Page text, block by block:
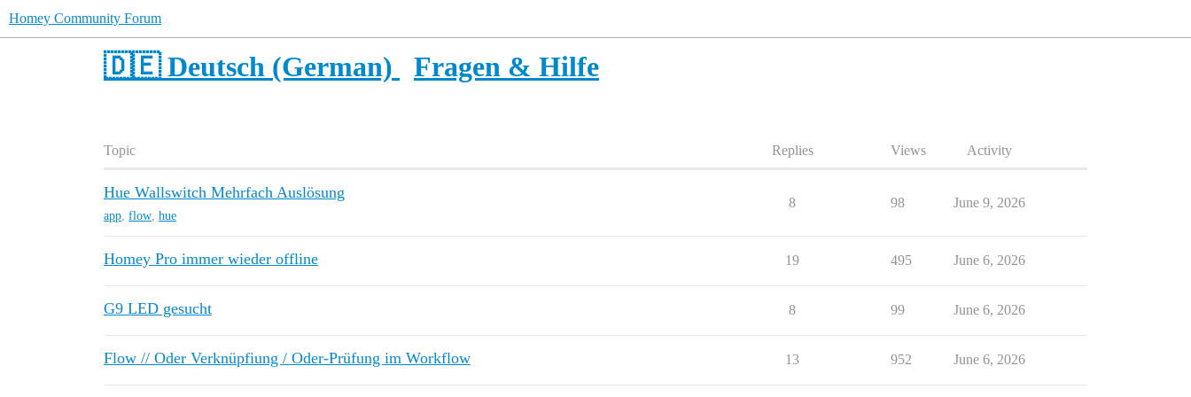
Homey Community Forum
🇩🇪 Deutsch (German) Fragen & Hilfe
Topic Replies Views Activity
Hue Wallswitch Mehrfach Auslösung
app, flow, hue
8 98 June 9, 2026
Homey Pro immer wieder offline 19 495 June 6, 2026
G9 LED gesucht 8 99 June 6, 2026
Flow // Oder Verknüpfiung / Oder-Prüfung im Workflow 13 952 June 6, 2026